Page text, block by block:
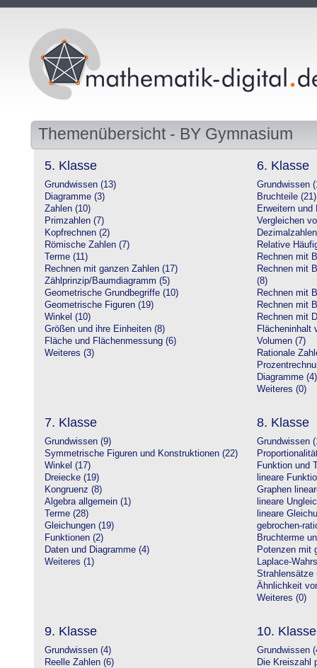
Themenübersicht - BY Gymnasium
5. Klasse
Grundwissen (13)
Diagramme (3)
Zahlen (10)
Primzahlen (7)
Kopfrechnen (2)
Römische Zahlen (7)
Terme (11)
Rechnen mit ganzen Zahlen (17)
Zählprinzip/Baumdiagramm (5)
Geometrische Grundbegriffe (10)
Geometrische Figuren (19)
Winkel (10)
Größen und ihre Einheiten (8)
Fläche und Flächenmessung (6)
Weiteres (3)
6. Klasse
Grundwissen
Bruchteile (21)
Erweitern und
Vergleichen
Relative
Rechnen mit
Rechnen mit
(8)
Rechnen mit
Rechnen mit
Rechnen mit
Flächeninhalt
Volumen (7)
Rationale
Diagramme (4)
Weiteres (0)
7. Klasse
Grundwissen (9)
Symmetrische Figuren und Konstruktionen (22)
Winkel (17)
Dreiecke (19)
Kongruenz (8)
Algebra allgemein (1)
Terme (28)
Gleichungen (19)
Funktionen (2)
Daten und Diagramme (4)
Weiteres (1)
8. Klasse
Grundwissen
Funktion und
lineare
Graphen
lineare
lineare
gebrochen-
Bruchterme
Potenzen mit
Laplace-
Strahlensätze
Ähnlichkeit
Weiteres (0)
9. Klasse
Grundwissen (4)
Reelle Zahlen (6)
10. Klasse
Grundwissen
Die Kreiszahl